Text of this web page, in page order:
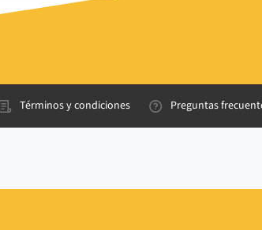
Términos y condiciones Preguntas